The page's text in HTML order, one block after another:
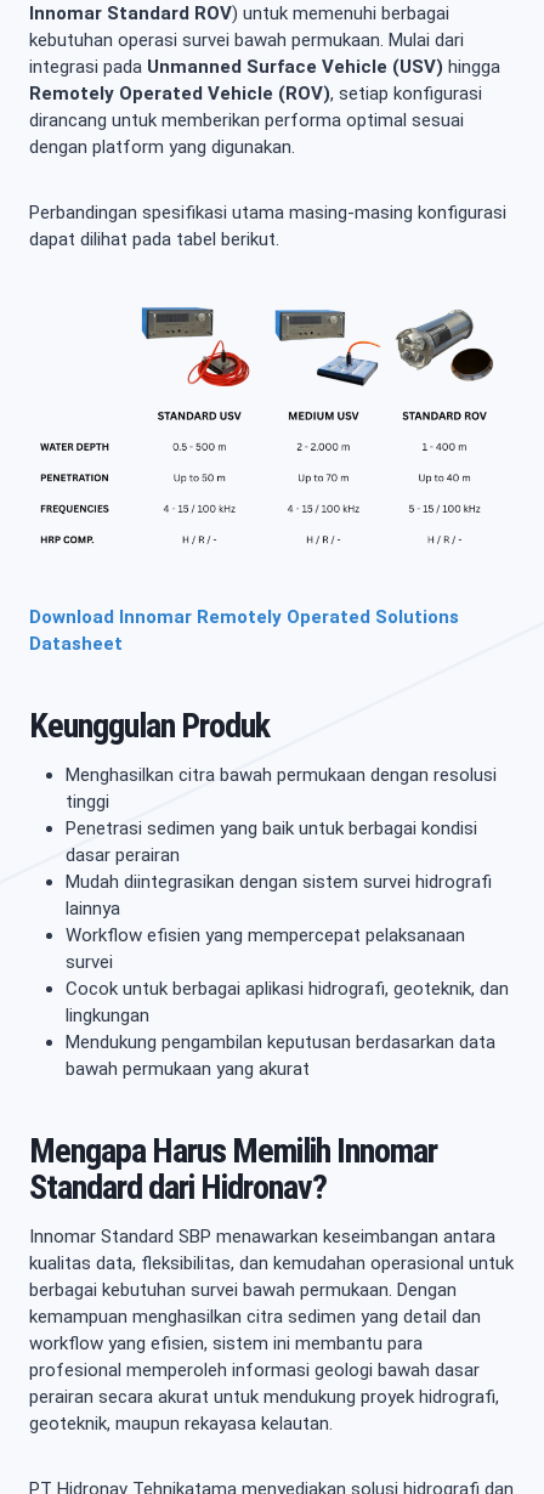
Innomar Standard ROV) untuk memenuhi berbagai
kebutuhan operasi survei bawah permukaan. Mulai dari
integrasi pada Unmanned Surface Vehicle (USV) hingga
Remotely Operated Vehicle (ROV), setiap konfigurasi
dirancang untuk memberikan performa optimal sesuai
dengan platform yang digunakan.
Perbandingan spesifikasi utama masing-masing konfigurasi
dapat dilihat pada tabel berikut.
Download Innomar Remotely Operated Solutions
Datasheet
Keunggulan Produk
Menghasilkan citra bawah permukaan dengan resolusi
tinggi
Penetrasi sedimen yang baik untuk berbagai kondisi
dasar perairan
Mudah diintegrasikan dengan sistem survei hidrografi
lainnya
Workflow efisien yang mempercepat pelaksanaan
survei
Cocok untuk berbagai aplikasi hidrografi, geoteknik, dan
lingkungan
Mendukung pengambilan keputusan berdasarkan data
bawah permukaan yang akurat
Mengapa Harus Memilih Innomar
Standard dari Hidronav?
Innomar Standard SBP menawarkan keseimbangan antara
kualitas data, fleksibilitas, dan kemudahan operasional untuk
berbagai kebutuhan survei bawah permukaan. Dengan
kemampuan menghasilkan citra sedimen yang detail dan
workflow yang efisien, sistem ini membantu para
profesional memperoleh informasi geologi bawah dasar
perairan secara akurat untuk mendukung proyek hidrografi,
geoteknik, maupun rekayasa kelautan.
PT Hidronav Tehnikatama menyediakan solusi hidrografi dan